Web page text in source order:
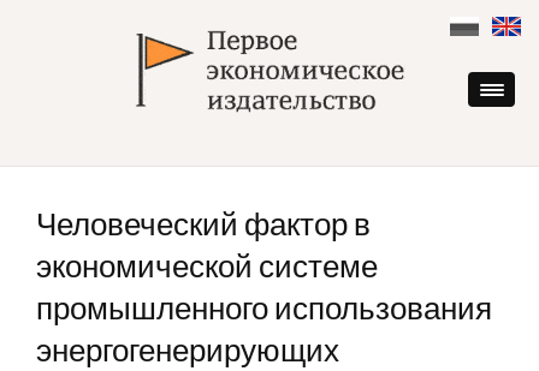
content
Человеческий фактор в
экономической системе
промышленного использования
энергогенерирующих